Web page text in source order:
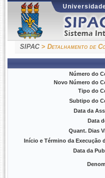
SIPAC> Detalhamento de
Número do
Novo Número do
Tipo do
Subtipo do
Data da
Data
Quant. Dias
Início e Término da Execução
Data da